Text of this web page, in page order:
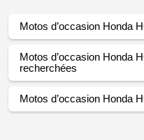
Motos d’occasion Honda
Motos d’occasion Honda
recherchées
Motos d’occasion Honda